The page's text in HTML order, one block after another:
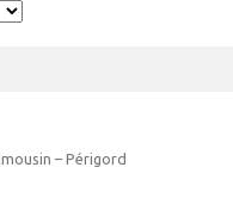
– Périgord